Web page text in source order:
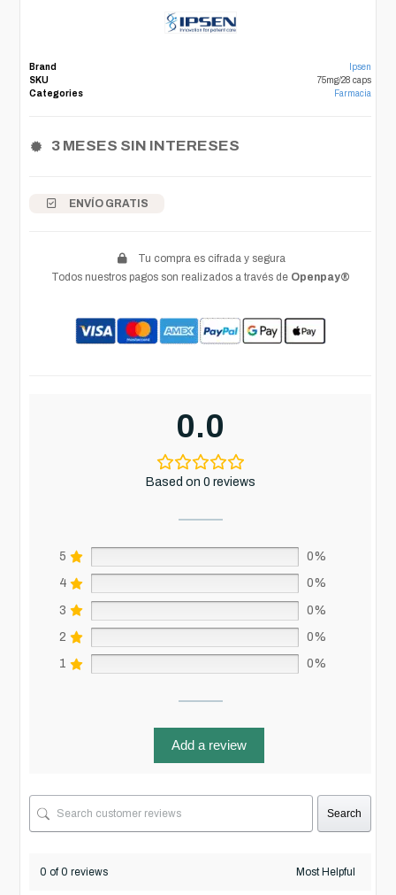
Brand
Ipsen
SKU
75mg/28 caps
Categories
Farmacia
3 MESES SIN INTERESES
ENVÍO GRATIS
Tu compra es cifrada y segura
Todos nuestros pagos son realizados a través de Openpay®
0.0
Based on 0 reviews
5 0%
4 0%
3 0%
2 0%
1 0%
Add a review
Search
0 of 0 reviews